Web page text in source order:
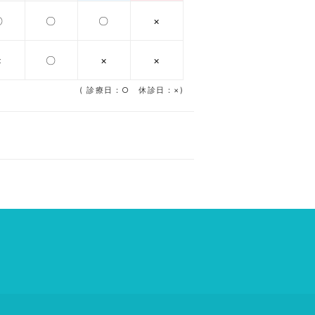
〇 〇 ×
〇 × ×
( 診療日：○ 休診日：×)